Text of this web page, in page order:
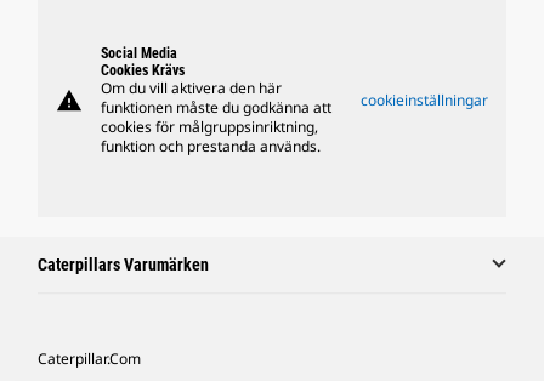
warning
Social Media
Cookies Krävs
Om du vill aktivera den här
funktionen måste du godkänna att
cookies för målgruppsinriktning,
funktion och prestanda används.
cookieinställningar
Caterpillars Varumärken
Caterpillar.com